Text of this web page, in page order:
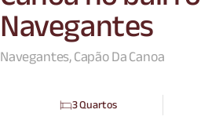
Navegantes
Navegantes, Capão Da Canoa
3 Quartos